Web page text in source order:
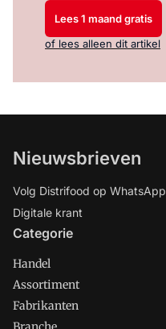
Lees 1 maand gratis
of lees alleen dit artikel
Nieuwsbrieven
Volg Distrifood op WhatsApp
Digitale krant
Categorie
Handel
Assortiment
Fabrikanten